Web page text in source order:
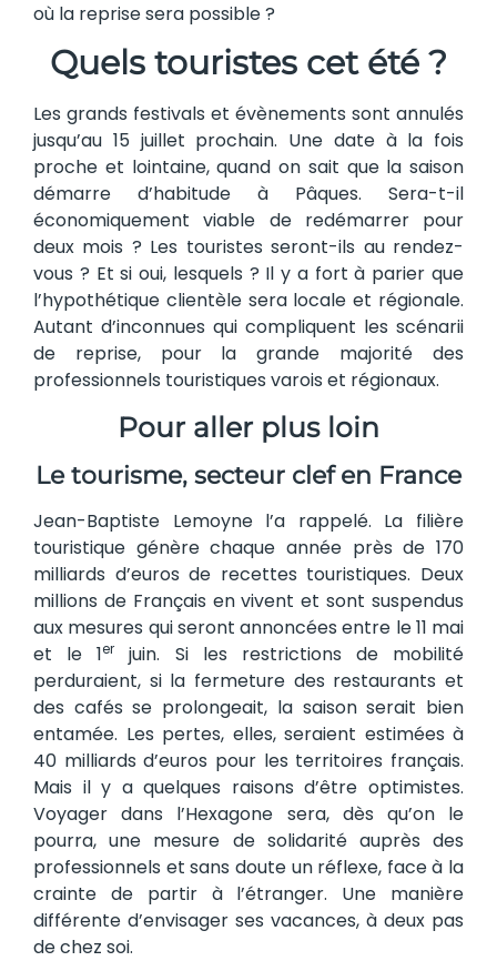
où la reprise sera possible ?
Quels touristes cet été ?
Les grands festivals et évènements sont annulés
jusqu’au 15 juillet prochain. Une date à la fois
proche et lointaine, quand on sait que la saison
démarre d’habitude à Pâques. Sera-t-il
économiquement viable de redémarrer pour
deux mois ? Les touristes seront-ils au rendez-
vous ? Et si oui, lesquels ? Il y a fort à parier que
l’hypothétique clientèle sera locale et régionale.
Autant d’inconnues qui compliquent les scénarii
de reprise, pour la grande majorité des
professionnels touristiques varois et régionaux.
Pour aller plus loin
Le tourisme, secteur clef en France
Jean-Baptiste Lemoyne l’a rappelé. La filière
touristique génère chaque année près de 170
milliards d’euros de recettes touristiques. Deux
millions de Français en vivent et sont suspendus
aux mesures qui seront annoncées entre le 11 mai
et le 1er
juin. Si les restrictions de mobilité
perduraient, si la fermeture des restaurants et
des cafés se prolongeait, la saison serait bien
entamée. Les pertes, elles, seraient estimées à
40 milliards d’euros pour les territoires français.
Mais il y a quelques raisons d’être optimistes.
Voyager dans l’Hexagone sera, dès qu’on le
pourra, une mesure de solidarité auprès des
professionnels et sans doute un réflexe, face à la
crainte de partir à l’étranger. Une manière
différente d’envisager ses vacances, à deux pas
de chez soi.